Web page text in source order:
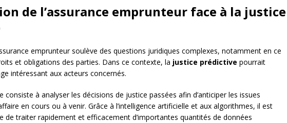
de l’assurance emprunteur face à la justice
emprunteur soulève des questions juridiques complexes, notamment en ce
et obligations des parties. Dans ce contexte, la justice prédictive pourrait
intéressant aux acteurs concernés.
consiste à analyser les décisions de justice passées afin d’anticiper les issues
en cours ou à venir. Grâce à l’intelligence artificielle et aux algorithmes, il est
de traiter rapidement et efficacement d’importantes quantités de données